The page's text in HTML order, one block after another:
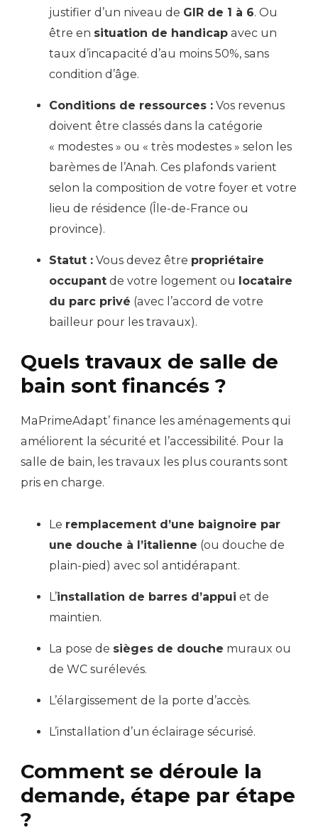
justifier d’un niveau de GIR de 1 à 6. Ou
être en situation de handicap avec un
taux d’incapacité d’au moins 50%, sans
condition d’âge.
Conditions de ressources : Vos revenus
doivent être classés dans la catégorie
« modestes » ou « très modestes » selon les
barèmes de l’Anah. Ces plafonds varient
selon la composition de votre foyer et votre
lieu de résidence (Île-de-France ou
province).
Statut : Vous devez être propriétaire
occupant de votre logement ou locataire
du parc privé (avec l’accord de votre
bailleur pour les travaux).
Quels travaux de salle de
bain sont financés ?
MaPrimeAdapt’ finance les aménagements qui
améliorent la sécurité et l’accessibilité. Pour la
salle de bain, les travaux les plus courants sont
pris en charge.
Le remplacement d’une baignoire par
une douche à l’italienne (ou douche de
plain-pied) avec sol antidérapant.
L’installation de barres d’appui et de
maintien.
La pose de sièges de douche muraux ou
de WC surélevés.
L’élargissement de la porte d’accès.
L’installation d’un éclairage sécurisé.
Comment se déroule la
demande, étape par étape
?